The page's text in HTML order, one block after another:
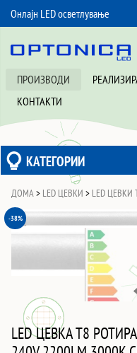
Онлајн LED осветлување
ПРОИЗВОДИ
КОНТАКТИ
КАТЕГОРИИ
ДОМА > LED ЦЕВКИ > LED ЦЕВКИ
-38%
LED ЦЕВКА T8